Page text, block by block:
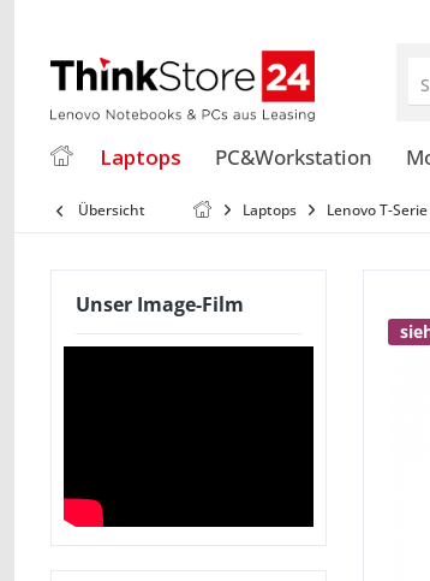
Laptops PC&Workstation
Übersicht Laptops Lenovo T-
Unser Image-Film